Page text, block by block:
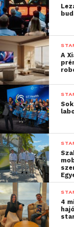
– hívta fel a
Innovációs
indítása kapcsán.
Az induló
szakértelemre
területtől és
előtt tartva
tapasztalatait és
érdeklődők a
támogatását
A
4